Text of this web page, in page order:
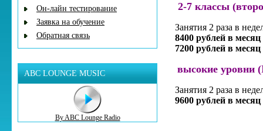
Он-лайн тестирование
Заявка на обучение
Обратная связь
ABC LOUNGE MUSIC
By ABC Lounge Radio
2-7 классы
Занятия 2 раза в
8400 рублей в месяц
7200 рублей в месяц
высокие уровни
Занятия 2 раза в
9600 рублей в месяц